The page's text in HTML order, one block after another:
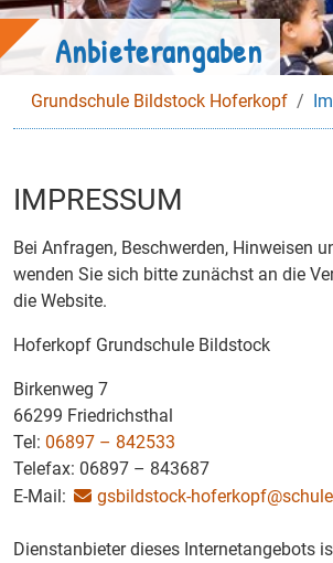
Anbieterangaben
Grundschule Bildstock Hoferkopf
IMPRESSUM
Bei Anfragen, Beschwerden, Hinweisen
wenden Sie sich bitte zunächst an die
die Website.
Hoferkopf Grundschule Bildstock
Birkenweg 7
66299 Friedrichsthal
Tel: 06897 – 842533
Telefax: 06897 – 843687
E-Mail:
gsbildstock-
Dienstanbieter dieses Internetangebots